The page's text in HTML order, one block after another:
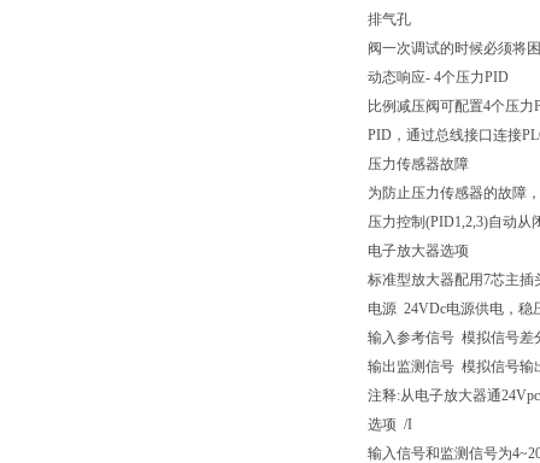
排气孔
阀一次调试的时候必须将
动态响应- 4个压力PID
比例减压阀可配置4个压
PID，通过总线接口连接
压力传感器故障
为防止压力传感器的故障
压力控制(PID1,2,3)自动
电子放大器选项
标准型放大器配用7芯主插
电源 24VDc电源供电，稳
输入参考信号 模拟信号差
输出监测信号 模拟信号输
注释:从电子放大器通
选项 /I
输入信号和监测信号为